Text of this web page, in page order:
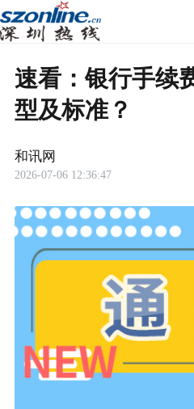
速看：银行手续
型及标准？
和讯网
2026-07-06 12:36:47